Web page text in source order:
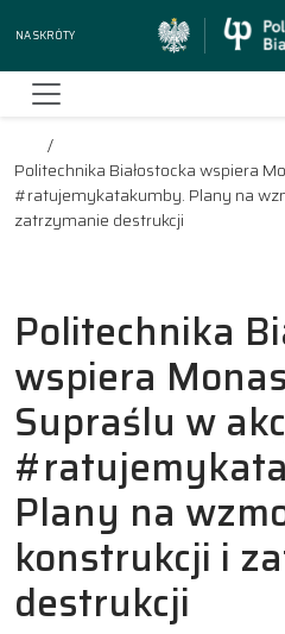
Na skróty
Politechnika Białostocka wspiera
#ratujemykatakumby. Plany na
zatrzymanie destrukcji
Politechnika
wspiera
Supraślu w
Plany na
konstrukcji i
destrukcji